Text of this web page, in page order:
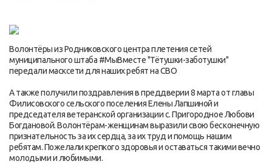
Волонтёры из Родниковского центра плетения сетей
муниципального штаба #МыВместе "Тётушки-заботушки"
передали масксети для наших ребят на СВО
А также получили поздравления в преддверии 8 марта от главы
Филисовского сельского поселения Елены Лапшиной и
председателя ветеранской организации с. Пригородное Любови
Богдановой. Волонтёрам-женщинам выразили свою бесконечную
признательность за их сердца, за их труд и помощь нашим
ребятам. Пожелали крепкого здоровья и оставаться такими вечно
молодыми и любимыми.